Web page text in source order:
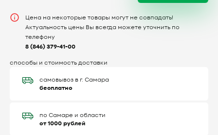
Цена на некоторые товары могут не совпадать!
Актуальность цены Вы всегда можете уточнить по
телефону
8 (846) 379-41-00
способы и стоимость доставки
самовывоз в г. Самара
бесплатно
по Самаре и области
от 1000 рублей